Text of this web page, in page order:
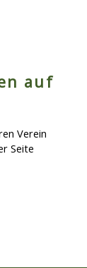
auf
Verein
Seite